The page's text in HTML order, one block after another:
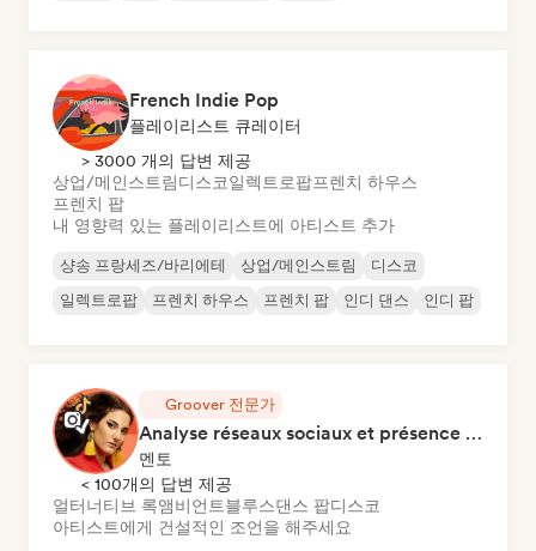
French Indie Pop
플레이리스트 큐레이터
> 3000 개의 답변 제공
상업/메인스트림디스코일렉트로팝프렌치 하우스
프렌치 팝
내 영향력 있는 플레이리스트에 아티스트 추가
샹송 프랑세즈/바리에테 상업/메인스트림
디스코
일렉트로팝
프렌치 하우스 프렌치 팝 인디 댄스 인디 팝
Groover 전문가
Analyse réseaux sociaux et présence en ligne
멘토
< 100개의 답변 제공
얼터너티브 록앰비언트블루스댄스 팝디스코
아티스트에게 건설적인 조언을 해주세요